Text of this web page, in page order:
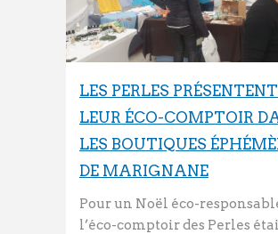
LES PERLES PRÉSENTENT
LEUR ÉCO-COMPTOIR
LES BOUTIQUES
DE MARIGNANE
Pour un Noël éco-
l’éco-comptoir des Perles